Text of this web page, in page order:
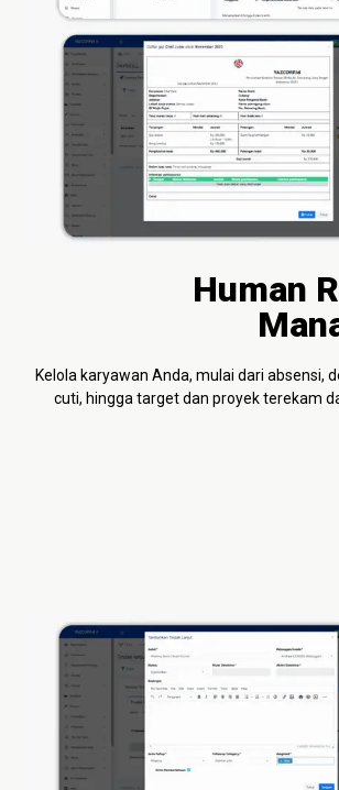
Human
Kelola karyawan Anda, mulai dari absensi,
cuti, hingga target dan proyek terekam